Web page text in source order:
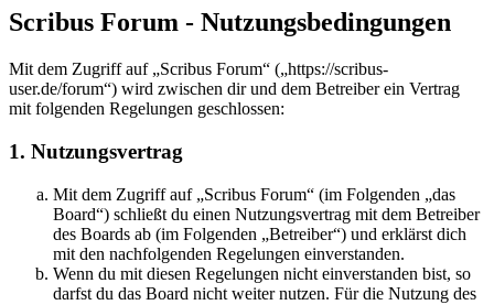
Scribus Forum - Nutzungsbedingungen
Mit dem Zugriff auf „Scribus Forum“ („https://scribus-
user.de/forum“) wird zwischen dir und dem Betreiber ein Vertrag
mit folgenden Regelungen geschlossen:
1. Nutzungsvertrag
Mit dem Zugriff auf „Scribus Forum“ (im Folgenden „das
Board“) schließt du einen Nutzungsvertrag mit dem Betreiber
des Boards ab (im Folgenden „Betreiber“) und erklärst dich
mit den nachfolgenden Regelungen einverstanden.
Wenn du mit diesen Regelungen nicht einverstanden bist, so
darfst du das Board nicht weiter nutzen. Für die Nutzung des